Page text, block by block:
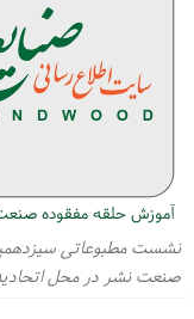
آموزش حلقه مفقوده
نشست مطبوعاتی
صنعت نشر در محل